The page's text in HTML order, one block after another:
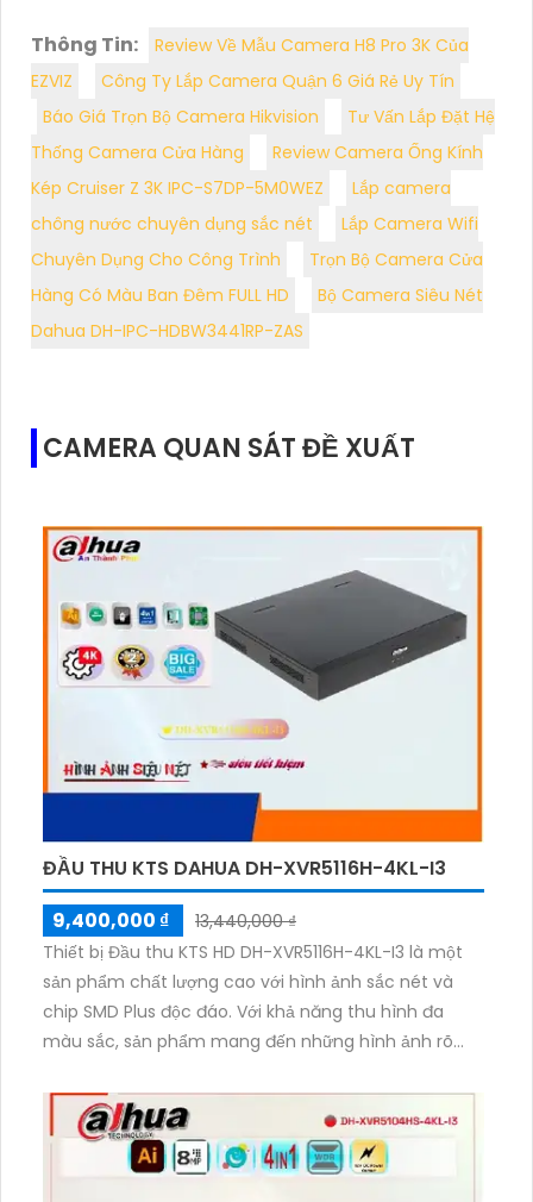
Thông Tin:
Review Về Mẫu Camera H8 Pro 3K Của
EZVIZ
Công Ty Lắp Camera Quận 6 Giá Rẻ Uy Tín
Báo Giá Trọn Bộ Camera Hikvision
Tư Vấn Lắp Đặt Hệ
Thống Camera Cửa Hàng
Review Camera Ống Kính
Kép Cruiser Z 3K IPC-S7DP-5M0WEZ
Lắp camera
chông nước chuyên dụng sắc nét
Lắp Camera Wifi
Chuyên Dụng Cho Công Trình
Trọn Bộ Camera Cửa
Hàng Có Màu Ban Đêm FULL HD
Bộ Camera Siêu Nét
Dahua DH-IPC-HDBW3441RP-ZAS
CAMERA QUAN SÁT ĐỀ XUẤT
ĐẦU THU KTS DAHUA DH-XVR5116H-4KL-I3
9,400,000 ₫
13,440,000 ₫
Thiết bị Đầu thu KTS HD DH-XVR5116H-4KL-I3 là một
sản phẩm chất lượng cao với hình ảnh sắc nét và
chip SMD Plus độc đáo. Với khả năng thu hình đa
màu sắc, sản phẩm mang đến những hình ảnh rõ
thu cho chất lượng hình ảnh 8.0 MP và tải hình ảnh
nhanh hơn từng trước. Sản phẩm hỗ trợ chuẩn nén
H.265+/H.265/H.264+/H.264 với khả năng mở rộng